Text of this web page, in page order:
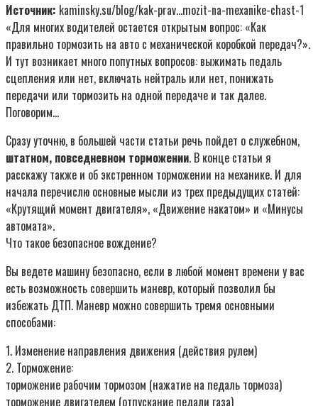
Источник: kaminsky.su/blog/kak-prav…mozit-na-mexanike-chast-1
«Для многих водителей остается открытым вопрос: «Как
правильно тормозить на авто с механической коробкой передач?».
И тут возникает много попутных вопросов: выжимать педаль
сцепления или нет, включать нейтраль или нет, понижать
передачи или тормозить на одной передаче и так далее.
Поговорим…
Сразу уточню, в большей части статьи речь пойдет о служебном,
штатном, повседневном торможении. В конце статьи я
расскажу также и об экстренном торможении на механике. И для
начала перечислю основные мысли из трех предыдущих статей:
«Крутящий момент двигателя», «Движение накатом» и «Минусы
автомата».
Что такое безопасное вождение?
Вы ведете машину безопасно, если в любой момент времени у вас
есть возможность совершить маневр, который позволил бы
избежать ДТП. Маневр можно совершить тремя основными
способами:
1. Изменение направления движения (действия рулем)
2. Торможение:
торможение рабочим тормозом (нажатие на педаль тормоза)
торможение двигателем (отпускание педали газа)